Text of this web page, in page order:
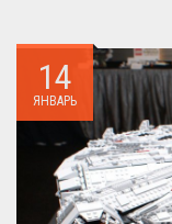
14
ЯНВАРЬ